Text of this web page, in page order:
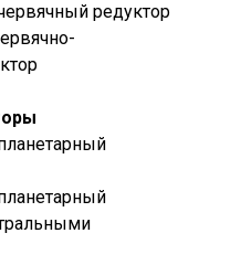
редуктор